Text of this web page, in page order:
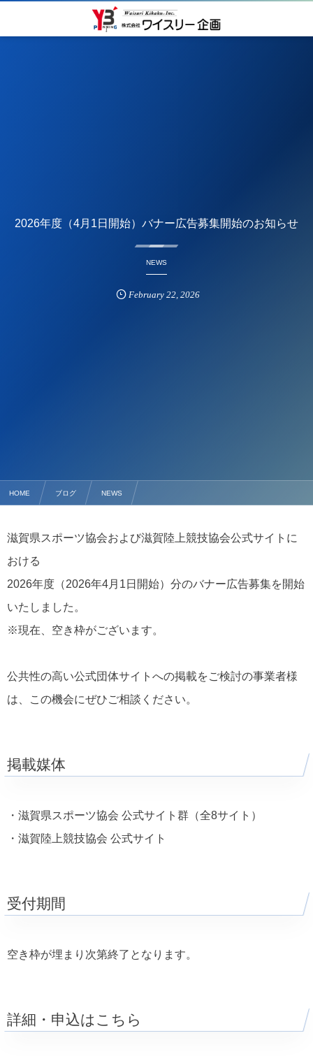
2026年度（4月1日開始）バナー広告募集開始のお知らせ
NEWS
February 22, 2026
HOME ブログ NEWS
滋賀県スポーツ協会および滋賀陸上競技協会公式サイトに
おける
2026年度（2026年4月1日開始）分のバナー広告募集を開始
いたしました。
※現在、空き枠がございます。
公共性の高い公式団体サイトへの掲載をご検討の事業者様
は、この機会にぜひご相談ください。
掲載媒体
・滋賀県スポーツ協会 公式サイト群（全8サイト）
・滋賀陸上競技協会 公式サイト
受付期間
空き枠が埋まり次第終了となります。
詳細・申込はこちら